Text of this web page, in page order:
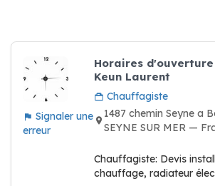
Signaler une
erreur
Horaires
Keun Laurent
Chauffagiste
1487 chemin Seyne a
SEYNE SUR MER —
Chauffagiste: Devis
chauffage, radiateur